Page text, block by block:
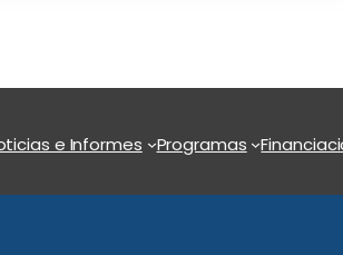
e Informes Programas